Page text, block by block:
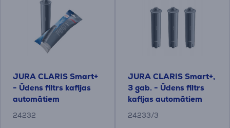
JURA CLARIS Smart+
- Ūdens filtrs kafijas
automātiem
24232
JURA CLARIS Smart+,
3 gab. - Ūdens filtrs
kafijas automātiem
24233/3